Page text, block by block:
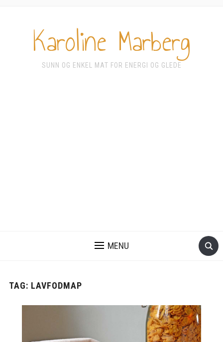
Karoline Marberg
SUNN OG ENKEL MAT FOR ENERGI OG GLEDE
MENU
TAG: LAVFODMAP